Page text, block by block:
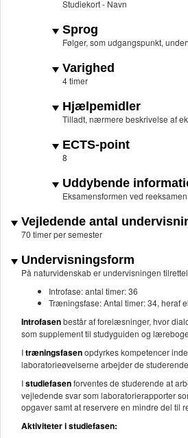
Studiekort - Navn
Sprog
Følger, som udgangspunkt,
Varighed
4 timer
Hjælpemidler
Tilladt, nærmere beskrivelse af
ECTS-point
8
Uddybende
Eksamensformen ved
Vejledende antal
70 timer per semester
Undervisningsform
På naturvidenskab er undervisningen
Introfase: antal timer: 36
Træningsfase: Antal timer: 34, heraf
Introfasenbestår af forelæsninger, hvor
som supplement til studyguiden og
Itræningsfasenopdyrkes kompetencer
laboratorieøvelserne arbejder de
Istudiefasenforventes de studerende at
vejledende svar som laboratorierapporter
opgaver samt at reservere en mindre del til
Aktiviteter i studiefasen: